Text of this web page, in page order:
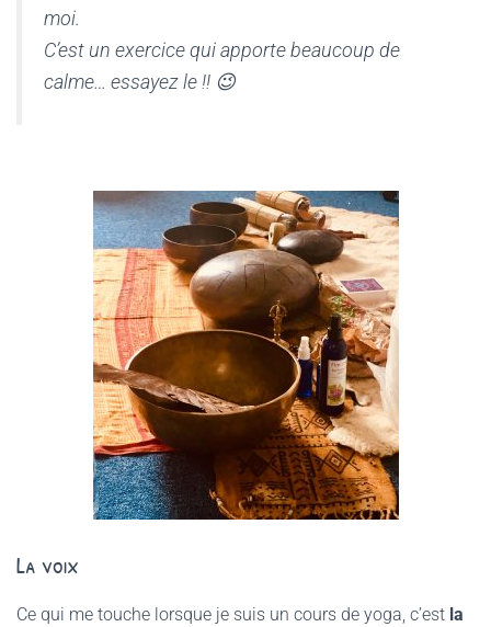
moi.
C’est un exercice qui apporte beaucoup de
calme… essayez le !! 😉
La voix
Ce qui me touche lorsque je suis un cours de yoga, c’est la